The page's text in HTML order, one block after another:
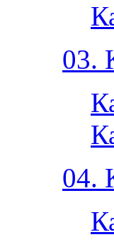
03.
04.